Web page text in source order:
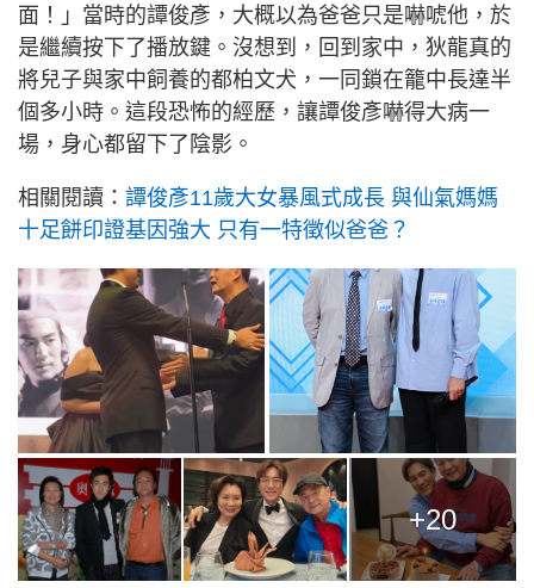
面！」當時的譚俊彥，大概以為爸爸只是嚇唬他，於
是繼續按下了播放鍵。沒想到，回到家中，狄龍真的
將兒子與家中飼養的都柏文犬，一同鎖在籠中長達半
個多小時。這段恐怖的經歷，讓譚俊彥嚇得大病一
場，身心都留下了陰影。
相關閱讀： 譚俊彥11歲大女暴風式成長 與仙氣媽媽
十足餅印證基因強大 只有一特徵似爸爸？
+20